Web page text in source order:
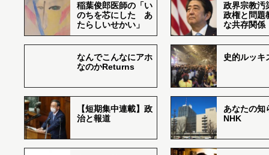
稲葉俊郎医師の「い
のちを芯にした あ
たらしいせかい」
政界宗教汚
政権と問題
な共存関係
なんでこんなにアホ
なのかReturns
史的ルッキ
【短期集中連載】政
治と報道
あなたの知
NHK